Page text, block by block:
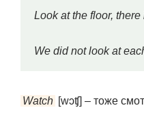
Look at the floor,
We did not look at
Watch [wɔʧ] – тоже